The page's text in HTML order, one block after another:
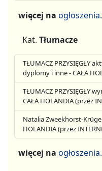
więcej na
Kat. Tłumacze
TŁUMACZ PRZYSIĘGŁY
dyplomy i inne - CAŁA
TŁUMACZ PRZYSIĘGŁY
CAŁA HOLANDIA (przez
Natalia Zweekhorst-
HOLANDIA (przez
więcej na